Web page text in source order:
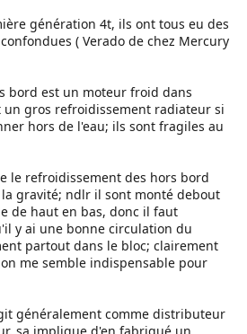
génération 4t, ils ont tous eu des
( Verado de chez Mercury
bord est un moteur froid dans
un gros refroidissement radiateur si
hors de l'eau; ils sont fragiles au
le refroidissement des hors bord
gravité; ndlr il sont monté debout
de haut en bas, donc il faut
y ai une bonne circulation du
partout dans le bloc; clairement
me semble indispensable pour
généralement comme distributeur